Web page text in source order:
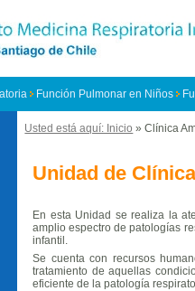
Función Pulmonar en Niños
Usted está aquí: Inicio » Clínica
Unidad de
En esta Unidad se realiza la
amplio espectro de patologías
infantil.
Se cuenta con recursos
tratamiento de aquellas
eficiente de la patología